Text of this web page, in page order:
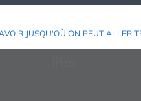
JUSQU'OÙ ON PEUT ALLER